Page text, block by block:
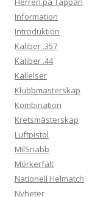
Information
Introduktion
Kaliber .357
Kaliber .44
Kallelser
Klubbmästerskap
Kombination
Kretsmästerskap
Luftpistol
MilSnabb
Mörkerfält
Nationell Helmatch
Nyheter